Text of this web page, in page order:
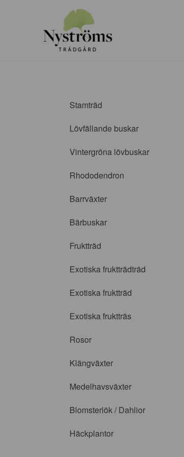
Stamträd
Lövfällande buskar
Vintergröna lövbuskar
Rhododendron
Barrväxter
Bärbuskar
Fruktträd
Exotiska fruktträdträd
Exotiska fruktträd
Exotiska fruktträs
Rosor
Klängväxter
Medelhavsväxter
Blomsterlök / Dahlior
Häckplantor